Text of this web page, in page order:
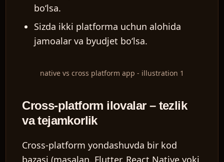
bo‘lsa.
Sizda ikki platforma uchun alohida
jamoalar va byudjet bo‘lsa.
native vs cross platform app - illustration 1
Cross-platform ilovalar – tezlik
va tejamkorlik
Cross-platform yondashuvda bir kod
bazasi (masalan, Flutter, React Native yoki